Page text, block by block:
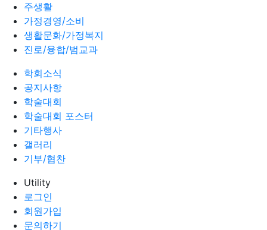
주생활
가정경영/소비
생활문화/가정복지
진로/융합/범교과
학회소식
공지사항
학술대회
학술대회 포스터
기타행사
갤러리
기부/협찬
Utility
로그인
회원가입
문의하기